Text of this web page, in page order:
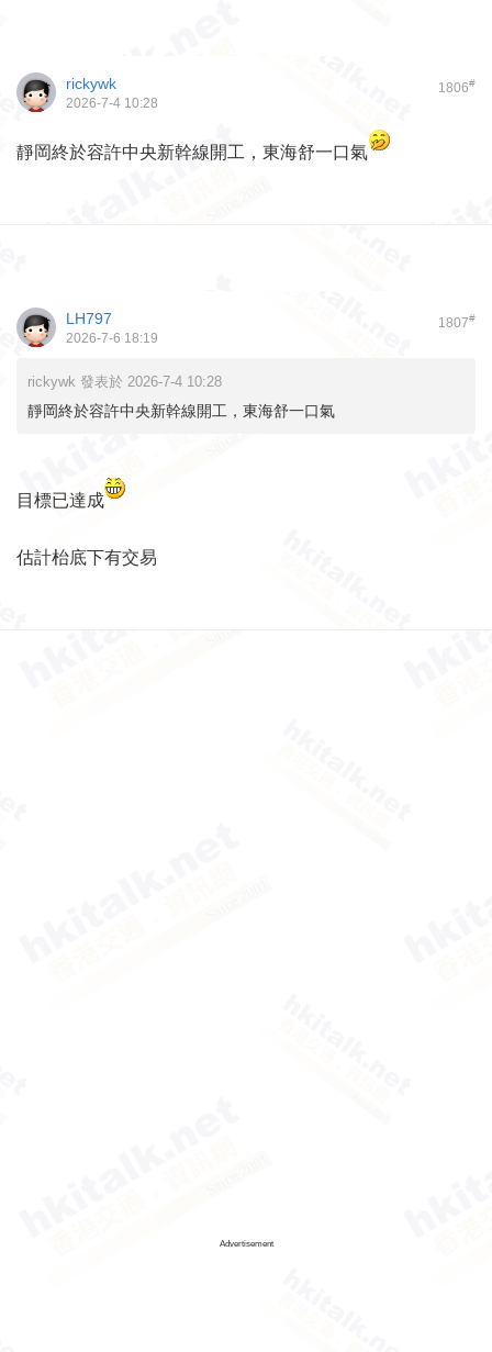
1806#
rickywk
2026-7-4 10:28
靜岡終於容許中央新幹線開工，東海舒一口氣
1807#
LH797
2026-7-6 18:19
rickywk 發表於 2026-7-4 10:28
靜岡終於容許中央新幹線開工，東海舒一口氣
目標已達成
估計枱底下有交易
Advertisement